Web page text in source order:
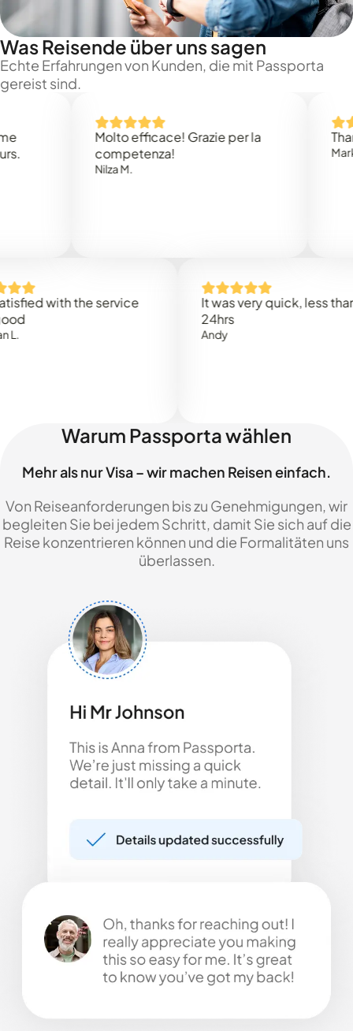
Was Reisende über uns sagen
Echte Erfahrungen von Kunden, die mit Passporta
gereist sind.
Molto efficace! Grazie per la
competenza!
Thank
Mark N.
with the service
It was very quick, less than
Warum Passporta wählen
Mehr als nur Visa – wir machen Reisen einfach.
Von Reiseanforderungen bis zu Genehmigungen, wir
begleiten Sie bei jedem Schritt, damit Sie sich auf die
Reise konzentrieren können und die Formalitäten uns
überlassen.